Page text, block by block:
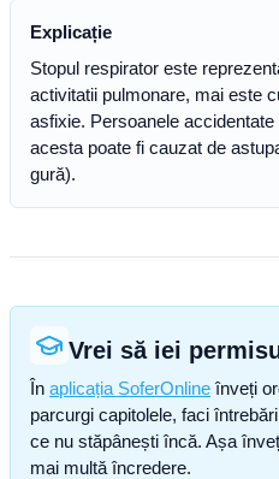
Explicație
Stopul respirator este
activitatii pulmonare, mai este
asfixie. Persoanele
acesta poate fi cauzat de
gură).
Vrei să iei
În aplicația SoferOnline înveți
parcurgi capitolele, faci
ce nu stăpânești încă. Așa
mai multă încredere.